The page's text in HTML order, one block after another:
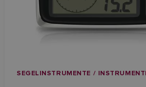
SEGELINSTRUMENTE /